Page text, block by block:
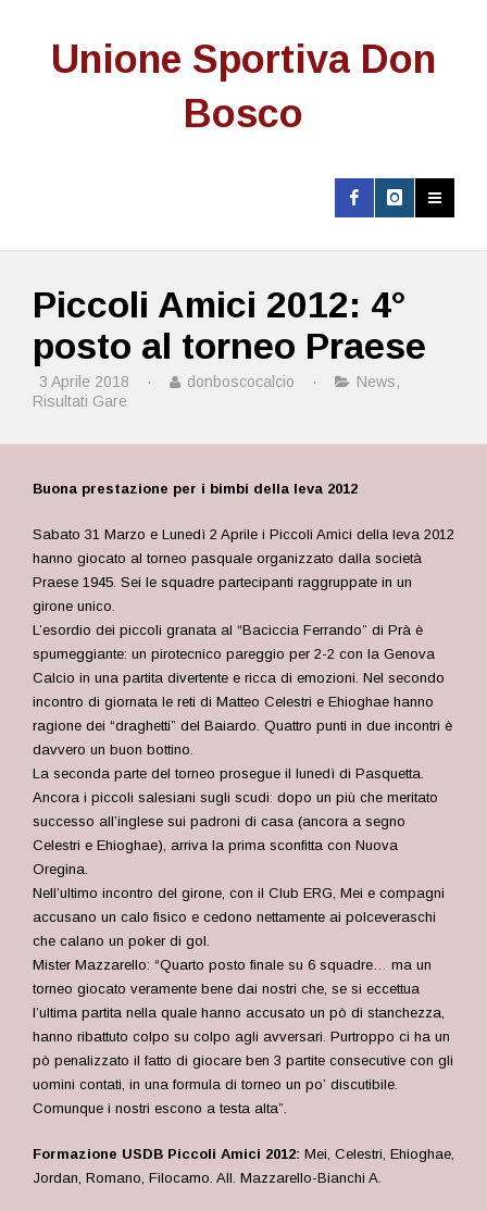
Unione Sportiva Don
Bosco
Piccoli Amici 2012: 4°
posto al torneo Praese
3 Aprile 2018 · donboscocalcio · News,
Risultati Gare
Buona prestazione per i bimbi della leva 2012
Sabato 31 Marzo e Lunedì 2 Aprile i Piccoli Amici della leva 2012
hanno giocato al torneo pasquale organizzato dalla società
Praese 1945. Sei le squadre partecipanti raggruppate in un
girone unico.
L’esordio dei piccoli granata al “Baciccia Ferrando” di Prà è
spumeggiante: un pirotecnico pareggio per 2-2 con la Genova
Calcio in una partita divertente e ricca di emozioni. Nel secondo
incontro di giornata le reti di Matteo Celestri e Ehioghae hanno
ragione dei “draghetti” del Baiardo. Quattro punti in due incontri è
davvero un buon bottino.
La seconda parte del torneo prosegue il lunedì di Pasquetta.
Ancora i piccoli salesiani sugli scudi: dopo un più che meritato
successo all’inglese sui padroni di casa (ancora a segno
Celestri e Ehioghae), arriva la prima sconfitta con Nuova
Oregina.
Nell’ultimo incontro del girone, con il Club ERG, Mei e compagni
accusano un calo fisico e cedono nettamente ai polceveraschi
che calano un poker di gol.
Mister Mazzarello: “Quarto posto finale su 6 squadre… ma un
torneo giocato veramente bene dai nostri che, se si eccettua
l’ultima partita nella quale hanno accusato un pò di stanchezza,
hanno ribattuto colpo su colpo agli avversari. Purtroppo ci ha un
pò penalizzato il fatto di giocare ben 3 partite consecutive con gli
uomini contati, in una formula di torneo un po’ discutibile.
Comunque i nostri escono a testa alta”.
Formazione USDB Piccoli Amici 2012: Mei, Celestri, Ehioghae,
Jordan, Romano, Filocamo. All. Mazzarello-Bianchi A.